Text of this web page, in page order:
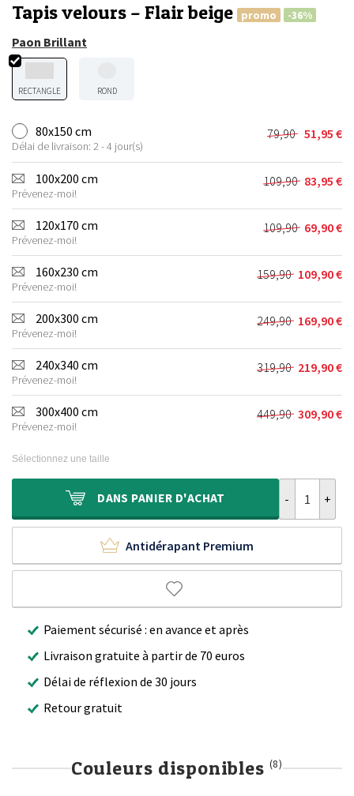
Tapis velours – Flair beige promo -36%
Paon Brillant
RECTANGLE ROND
80x150 cm
Délai de livraison: 2 - 4 jour(s)
79,90
Le
prix
initial
était :
79,90 €.
51,95 €
Le
prix
actuel
est :
51,95 €.
100x200 cm
Prévenez-moi!
109,90
Le
prix
initial
était :
109,90 €.
83,95 €
Le
prix
actuel
est :
83,95 €.
120x170 cm
Prévenez-moi!
109,90
Le
prix
initial
était :
109,90 €.
69,90€
Le
prix
actuel
est :
69,90 €.
160x230 cm
Prévenez-moi!
159,90
Le
prix
initial
était :
159,90 €.
109,90€
Le
prix
actuel
est :
109,90 €.
200x300 cm
Prévenez-moi!
249,90
Le
prix
initial
était :
249,90 €.
169,90€
Le
prix
actuel
est :
169,90 €.
240x340 cm
Prévenez-moi!
319,90
Le
prix
initial
était :
219,90€
Le
prix
actuel
est :
300x400 cm
Prévenez-moi!
449,90
Le
449,90 €.
309,90€
Le
309,90 €.
Sélectionnez une taille
DANS PANIER D'ACHAT
Antidérapant Premium
Paiement sécurisé : en avance et après
Livraison gratuite à partir de 70 euros
Délai de réflexion de 30 jours
Retour gratuit
Couleurs disponibles (8)